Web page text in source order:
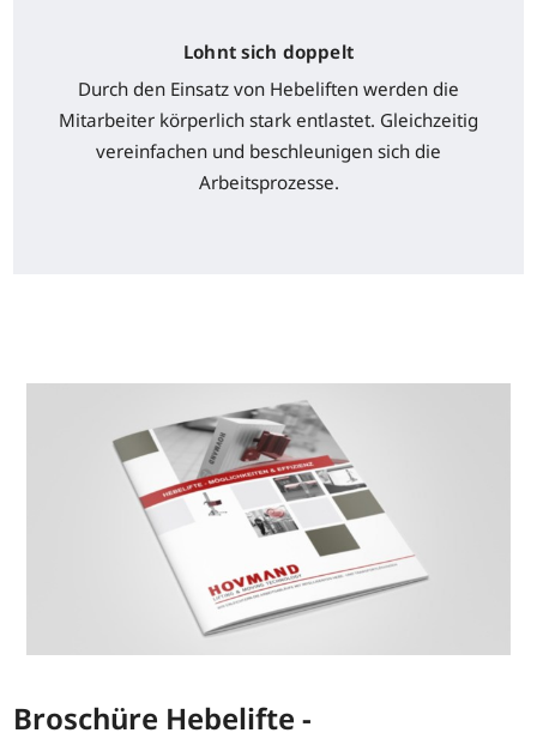
Lohnt sich doppelt
Durch den Einsatz von Hebeliften werden die
Mitarbeiter körperlich stark entlastet. Gleichzeitig
vereinfachen und beschleunigen sich die
Arbeitsprozesse.
Broschüre Hebelifte -